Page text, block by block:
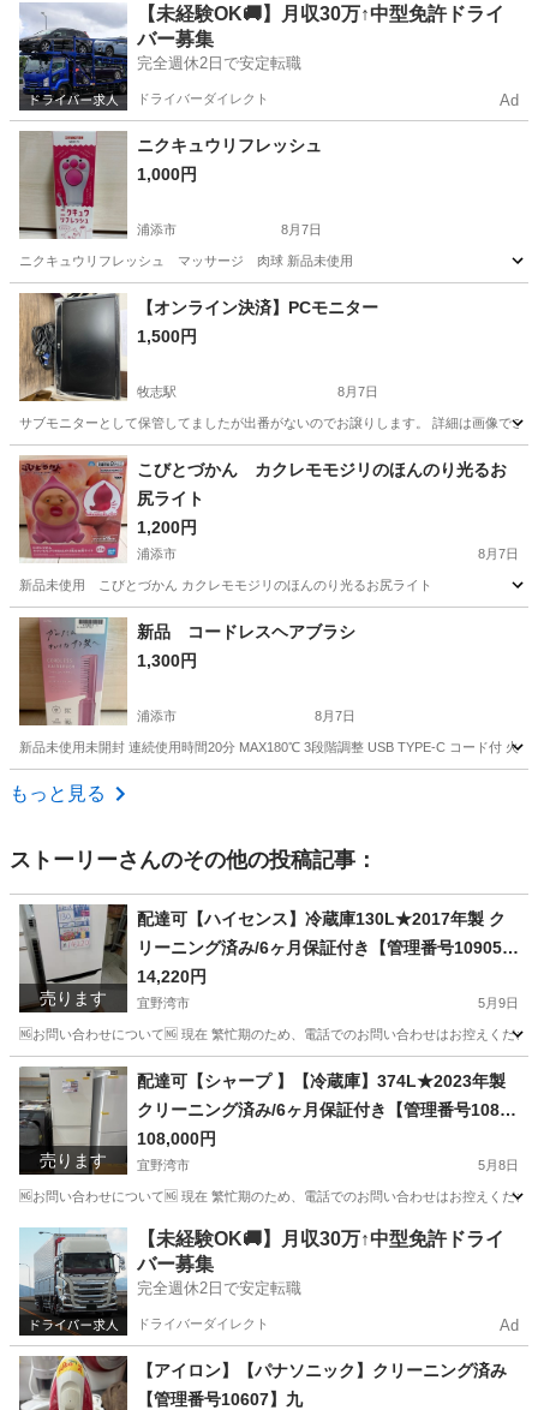
島尻郡 奥武山公園駅 オーディオ
【未経験OK🚚】月収30万↑中型免許ドライ
バー募集
完全週休2日で安定転職
ドライバーダイレクト Ad
ニクキュウリフレッシュ
1,000円
浦添市 8月7日
ニクキュウリフレッシュ マッサージ 肉球 新品未使用
沖縄 浦添市 美容家電 新品
【オンライン決済】PCモニター
1,500円
牧志駅 8月7日
サブモニターとして保管してましたが出番がないのでお譲りします。 詳細は画像でご
沖縄 那覇市 牧志駅 その他
こびとづかん カクレモモジリのほんのり光るお
尻ライト
1,200円
浦添市 8月7日
新品未使用 こびとづかん カクレモモジリのほんのり光るお尻ライト
沖縄 浦添市 生活家電 カクレモモジリ
新品 コードレスヘアブラシ
1,300円
浦添市 8月7日
新品未使用未開封 連続使用時間20分 MAX180℃ 3段階調整 USB TYPE-C コード付 火
沖縄 浦添市
もっと見る
ストーリーさんのその他の投稿記事：
売ります
配達可【ハイセンス】冷蔵庫130L★2017年製 ク
リーニング済み/6ヶ月保証付き【管理番号10905】
佐
14,220円
宜野湾市 5月9日
🆖お問い合わせについて🆖 現在 繁忙期のため、電話でのお問い合わせはお控えくだ
沖縄 宜野湾市 キッチン家電 ハイセンス
売ります
配達可【シャープ 】【冷蔵庫】374L★2023年製
クリーニング済み/6ヶ月保証付き【管理番号1080
5】横
108,000円
宜野湾市 5月8日
🆖お問い合わせについて🆖 現在 繁忙期のため、電話でのお問い合わせはお控えくだ
沖縄 宜野湾市 キッチン家電 ハイアール
【未経験OK🚚】月収30万↑中型免許ドライ
バー募集
完全週休2日で安定転職
ドライバーダイレクト Ad
【アイロン】【パナソニック】クリーニング済み
【管理番号10607】九